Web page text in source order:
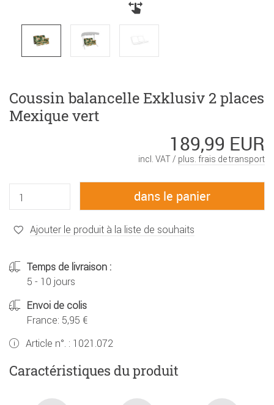
Coussin balancelle Exklusiv 2 places
Mexique vert
189,99 EUR
incl. VAT / plus. frais de transport
Ajouter le produit à la liste de souhaits
Temps de livraison :
5 - 10 jours
Envoi de colis
France: 5,95 €
Article n°. : 1021.072
Caractéristiques du produit